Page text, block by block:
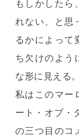
もしかしたら
れない、と思
るかによって
ち欠けのよう
な形に見える。
私はこのマー
ート・オブ・
の三つ目のコ